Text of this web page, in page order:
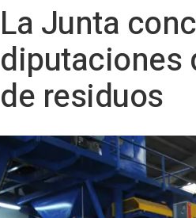
La Junta
diputaciones
de residuos